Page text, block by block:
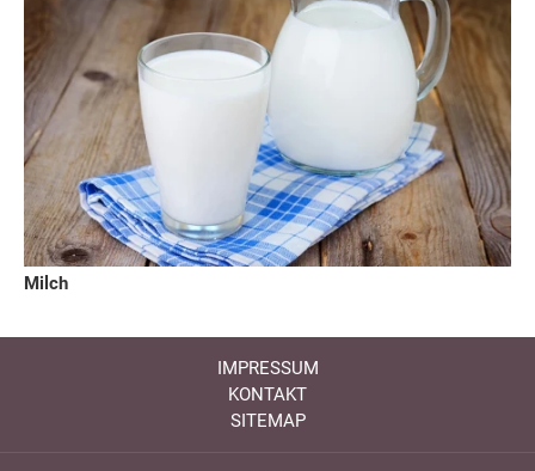
Milch
IMPRESSUM
KONTAKT
SITEMAP